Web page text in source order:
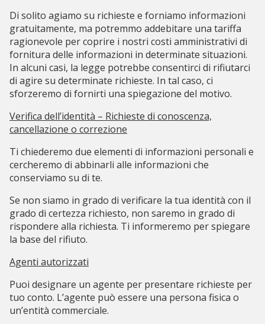
Di solito agiamo su richieste e forniamo informazioni
gratuitamente, ma potremmo addebitare una tariffa
ragionevole per coprire i nostri costi amministrativi di
fornitura delle informazioni in determinate situazioni.
In alcuni casi, la legge potrebbe consentirci di rifiutarci
di agire su determinate richieste. In tal caso, ci
sforzeremo di fornirti una spiegazione del motivo.
Verifica dell’identità – Richieste di conoscenza,
cancellazione o correzione
Ti chiederemo due elementi di informazioni personali e
cercheremo di abbinarli alle informazioni che
conserviamo su di te.
Se non siamo in grado di verificare la tua identità con il
grado di certezza richiesto, non saremo in grado di
rispondere alla richiesta. Ti informeremo per spiegare
la base del rifiuto.
Agenti autorizzati
Puoi designare un agente per presentare richieste per
tuo conto. L’agente può essere una persona fisica o
un’entità commerciale.